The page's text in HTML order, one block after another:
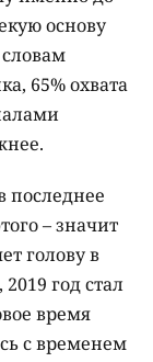
основу
65% охвата
последнее
– значит
голову в
год стал
время
с временем